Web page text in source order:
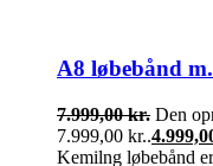
A8 løbebånd
7.999,00kr. Den
7.999,00 kr..
Kemilng løbebånd